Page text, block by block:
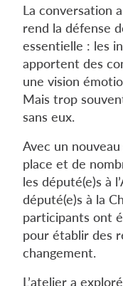
La conversation
rend la défense
essentielle : les
apportent des
une vision
Mais trop
sans eux.
Avec un
place et de
les député(e)s à
député(e)s à la
participants ont
pour établir des
changement.
L’atelier a